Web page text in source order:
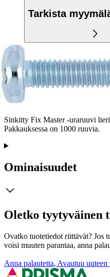
Tarkista
Tuotekuvaus
Sinkitty Fix Master -uraruuvi
Pakkauksessa on 1000 ruuvia.
Ominaisuudet
Oletko tyytyväinen
Ovatko tuotetiedot riittävät? Jos
voisi muuten parantaa, anna
Anna palautetta, Avautuu uuteen